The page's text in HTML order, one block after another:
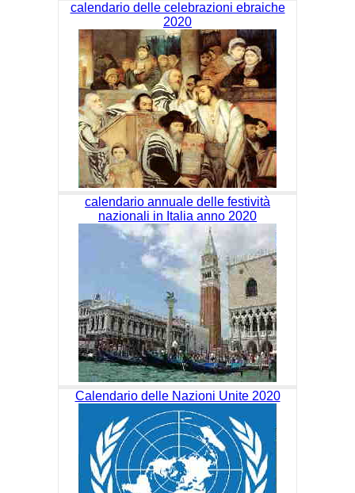
calendario delle celebrazioni ebraiche
2020
calendario annuale delle festività
nazionali in Italia anno 2020
Calendario delle Nazioni Unite 2020